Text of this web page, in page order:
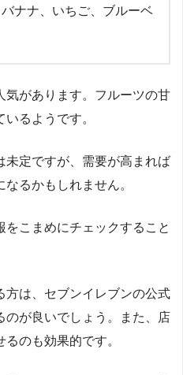
ナナ、いちご、ブルーベ
気があります。フルーツの甘
るようです。
未定ですが、需要が高まれば
るかもしれません。
こまめにチェックすること
方は、セブンイレブンの公式
のが良いでしょう。また、店
のも効果的です。